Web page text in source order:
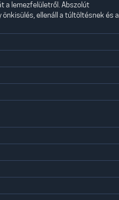
a lemezfelületről. Abszolút
ellenáll a túltöltésnek és a